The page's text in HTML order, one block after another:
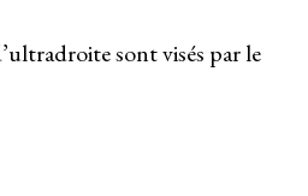
sont visés par le